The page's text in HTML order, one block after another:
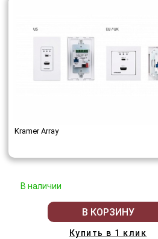
Kramer Array
В наличии
В КОРЗИНУ
Купить в 1 клик